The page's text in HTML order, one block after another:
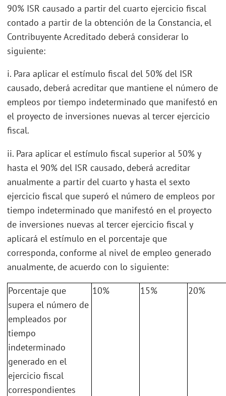
90% ISR causado a partir del cuarto ejercicio fiscal
contado a partir de la obtención de la Constancia, el
Contribuyente Acreditado deberá considerar lo
siguiente:
i. Para aplicar el estímulo fiscal del 50% del ISR
causado, deberá acreditar que mantiene el número de
empleos por tiempo indeterminado que manifestó en
el proyecto de inversiones nuevas al tercer ejercicio
fiscal.
ii. Para aplicar el estímulo fiscal superior al 50% y
hasta el 90% del ISR causado, deberá acreditar
anualmente a partir del cuarto y hasta el sexto
ejercicio fiscal que superó el número de empleos por
tiempo indeterminado que manifestó en el proyecto
de inversiones nuevas al tercer ejercicio fiscal y
aplicará el estímulo en el porcentaje que
corresponda, conforme al nivel de empleo generado
anualmente, de acuerdo con lo siguiente:
Porcentaje que
supera el número de
empleados por
tiempo
indeterminado
generado en el
ejercicio fiscal
correspondientes
10% 15% 20%